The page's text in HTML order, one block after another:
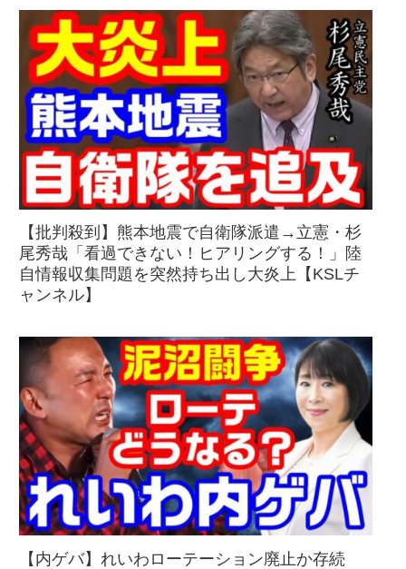
【批判殺到】熊本地震で自衛隊派遣→立憲・杉
尾秀哉「看過できない！ヒアリングする！」陸
自情報収集問題を突然持ち出し大炎上【KSLチ
ャンネル】
【内ゲバ】れいわローテーション廃止か存続